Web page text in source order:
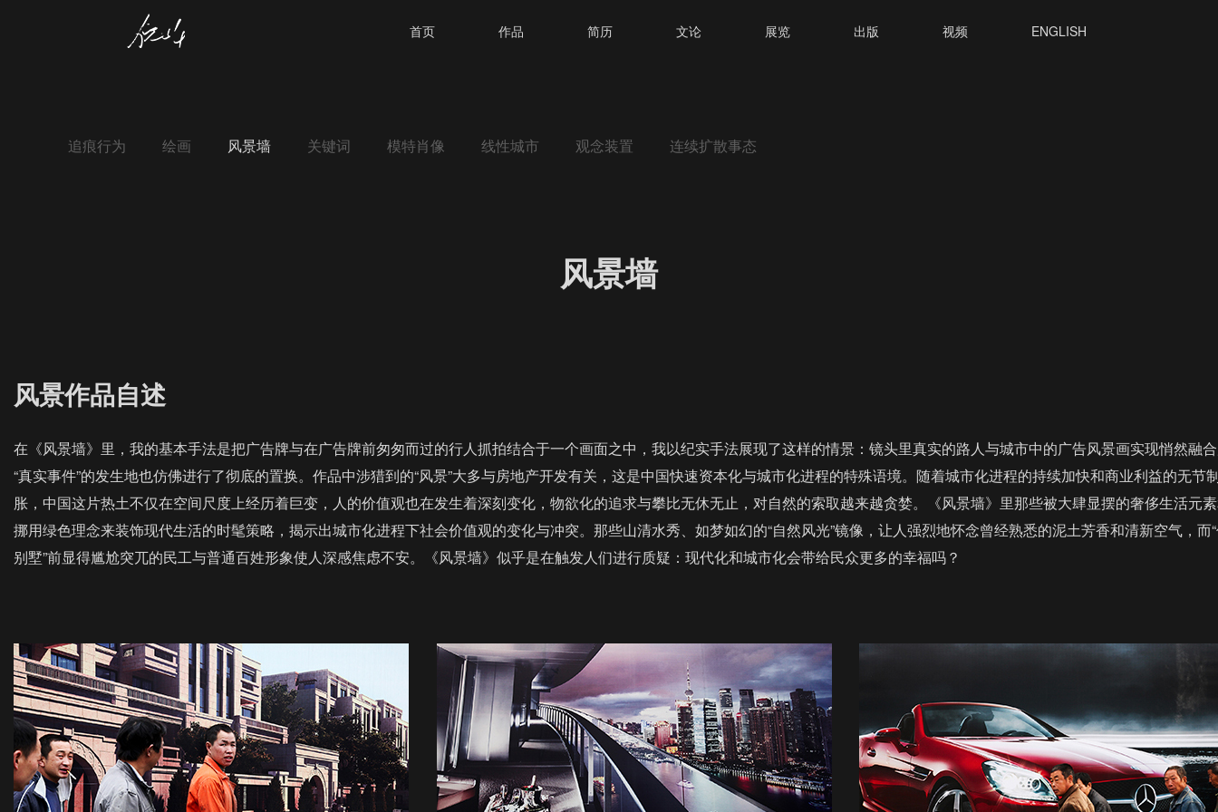
首页 作品 简历 文论 展览 出版 视频 ENGLISH
追痕行为 绘画 风景墙 关键词 模特肖像 线性城市 观念装置 连续扩散事态
风景墙
风景作品自述
在《风景墙》里，我的基本手法是把广告牌与在广告牌前匆匆而过的行人抓拍结合于一个画面之中，我以纪实手法展现了这样的情景：镜头里真实的路人与城市中的广告风景画实现悄然融
“真实事件”的发生地也仿佛进行了彻底的置换。作品中涉猎到的“风景”大多与房地产开发有关，这是中国快速资本化与城市化进程的特殊语境。随着城市化进程的持续加快和商业利益的无节
胀，中国这片热土不仅在空间尺度上经历着巨变，人的价值观也在发生着深刻变化，物欲化的追求与攀比无休无止，对自然的索取越来越贪婪。《风景墙》里那些被大肆显摆的奢侈生活元
挪用绿色理念来装饰现代生活的时髦策略，揭示出城市化进程下社会价值观的变化与冲突。那些山清水秀、如梦如幻的“自然风光”镜像，让人强烈地怀念曾经熟悉的泥土芳香和清新空气，而
别墅”前显得尴尬突兀的民工与普通百姓形象使人深感焦虑不安。《风景墙》似乎是在触发人们进行质疑：现代化和城市化会带给民众更多的幸福吗？